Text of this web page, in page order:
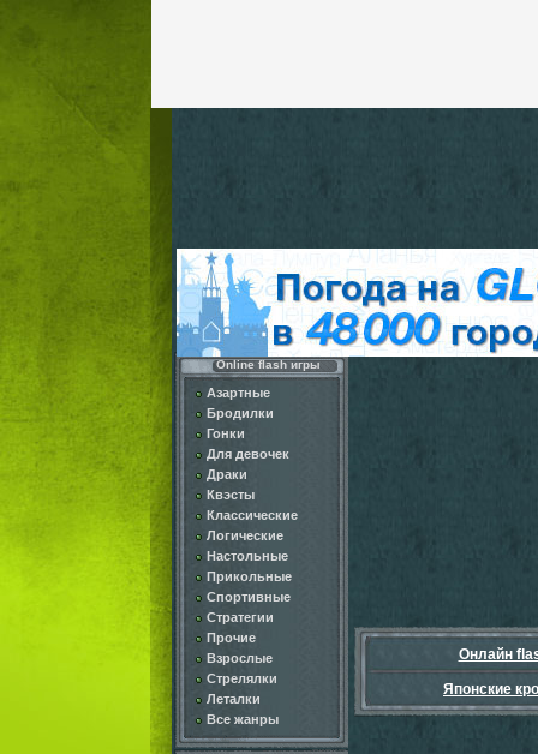
Online flash игры
Азартные
Бродилки
Гонки
Для девочек
Драки
Квэсты
Классические
Логические
Настольные
Прикольные
Спортивные
Стратегии
Прочие
Взрослые
Стрелялки
Леталки
Все жанры
Онлайн
Японские